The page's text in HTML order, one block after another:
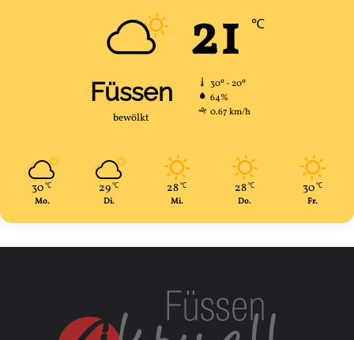
Füssen
bewölkt
21 ℃
30º - 20º
64%
0.67 km/h
30℃
Mo.
29℃
Di.
28 ℃
Mi.
28 ℃
Do.
30 ℃
Fr.